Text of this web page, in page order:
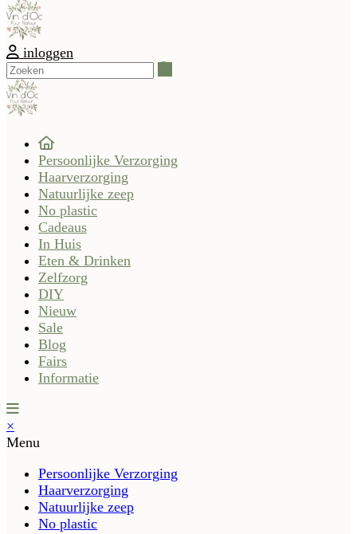
inloggen
Persoonlijke Verzorging
Haarverzorging
Natuurlijke zeep
No plastic
Cadeaus
In Huis
Eten & Drinken
Zelfzorg
DIY
Nieuw
Sale
Blog
Fairs
Informatie
×
Menu
Persoonlijke Verzorging
Haarverzorging
Natuurlijke zeep
No plastic